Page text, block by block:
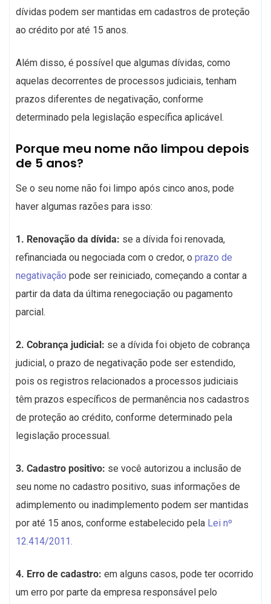
dívidas podem ser mantidas em cadastros de proteção
ao crédito por até 15 anos.
Além disso, é possível que algumas dívidas, como
aquelas decorrentes de processos judiciais, tenham
prazos diferentes de negativação, conforme
determinado pela legislação específica aplicável.
Porque meu nome não limpou depois
de 5 anos?
Se o seu nome não foi limpo após cinco anos, pode
haver algumas razões para isso:
1. Renovação da dívida: se a dívida foi renovada,
refinanciada ou negociada com o credor, o prazo de
negativação pode ser reiniciado, começando a contar a
partir da data da última renegociação ou pagamento
parcial.
2. Cobrança judicial: se a dívida foi objeto de cobrança
judicial, o prazo de negativação pode ser estendido,
pois os registros relacionados a processos judiciais
têm prazos específicos de permanência nos cadastros
de proteção ao crédito, conforme determinado pela
legislação processual.
3. Cadastro positivo: se você autorizou a inclusão de
seu nome no cadastro positivo, suas informações de
adimplemento ou inadimplemento podem ser mantidas
por até 15 anos, conforme estabelecido pela Lei nº
12.414/2011.
4. Erro de cadastro: em alguns casos, pode ter ocorrido
um erro por parte da empresa responsável pelo